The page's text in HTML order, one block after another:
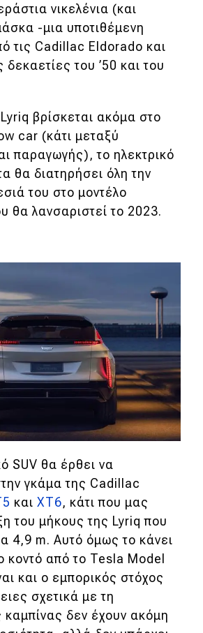
νικελένια (και
-μια υποτιθέμενη
τις Cadillac Eldorado και
δεκαετίες του ’50 και του
βρίσκεται ακόμα στο
car (κάτι μεταξύ
παραγωγής), το ηλεκτρικό
θα διατηρήσει όλη την
του στο μοντέλο
θα λανσαριστεί το 2023.
SUV θα έρθει να
γκάμα της Cadillac
και XT6, κάτι που μας
του μήκους της Lyriq που
4,9 m. Αυτό όμως το κάνει
κοντό από το Tesla Model
και ο εμπορικός στόχος
σχετικά με τη
καμπίνας δεν έχουν ακόμη